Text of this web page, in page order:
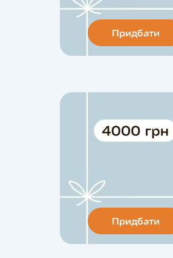
Придбати
Придбати